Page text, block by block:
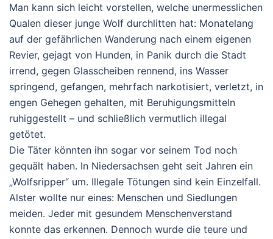
Man kann sich leicht vorstellen, welche unermesslichen
Qualen dieser junge Wolf durchlitten hat: Monatelang
auf der gefährlichen Wanderung nach einem eigenen
Revier, gejagt von Hunden, in Panik durch die Stadt
irrend, gegen Glasscheiben rennend, ins Wasser
springend, gefangen, mehrfach narkotisiert, verletzt, in
engen Gehegen gehalten, mit Beruhigungsmitteln
ruhiggestellt – und schließlich vermutlich illegal
getötet.
Die Täter könnten ihn sogar vor seinem Tod noch
gequält haben. In Niedersachsen geht seit Jahren ein
„Wolfsripper“ um. Illegale Tötungen sind kein Einzelfall.
Alster wollte nur eines: Menschen und Siedlungen
meiden. Jeder mit gesundem Menschenverstand
konnte das erkennen. Dennoch wurde die teure und